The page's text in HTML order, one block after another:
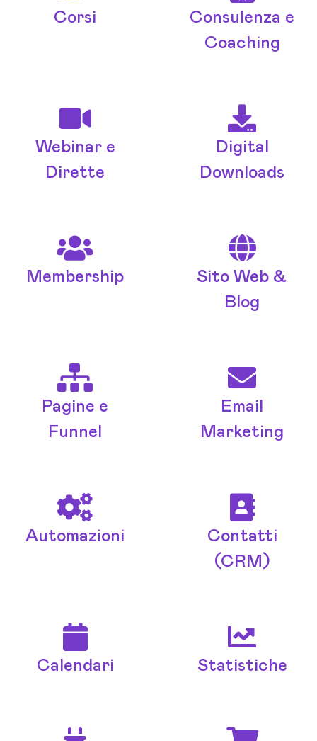
Corsi
Consulenza e
Coaching
Webinar e
Dirette
Digital
Downloads
Membership
Sito Web &
Blog
Pagine e
Funnel
Email
Marketing
Automazioni
Contatti
(CRM)
Calendari Statistiche